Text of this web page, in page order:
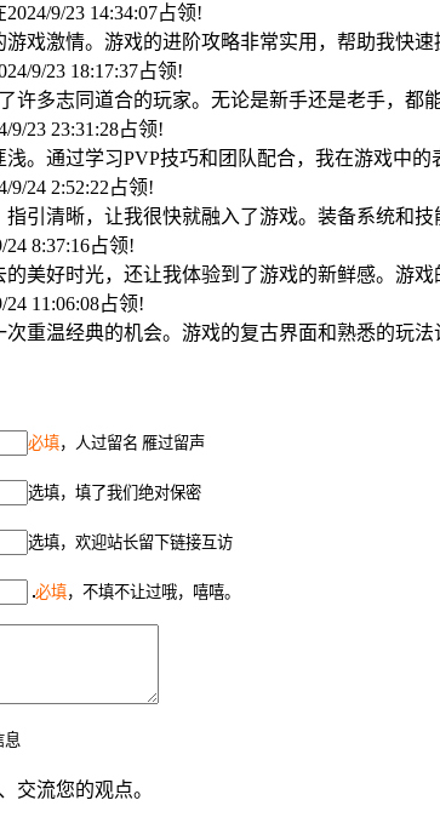
2024/9/23 14:34:07占领!
戏激情。游戏的进阶攻略非常实用，帮助我快
9/23 18:17:37占领!
许多志同道合的玩家。无论是新手还是老手，都
9/23 23:31:28占领!
。通过学习PVP技巧和团队配合，我在游戏中的
9/24 2:52:22占领!
引清晰，让我很快就融入了游戏。装备系统和技
24 8:37:16占领!
美好时光，还让我体验到了游戏的新鲜感。游
24 11:06:08占领!
重温经典的机会。游戏的复古界面和熟悉的玩
必填，人过留名 雁过留声
选填，填了我们绝对保密
选填，欢迎站长留下链接互访
必填，不填不让过哦，嘻嘻。
息
交流您的观点。